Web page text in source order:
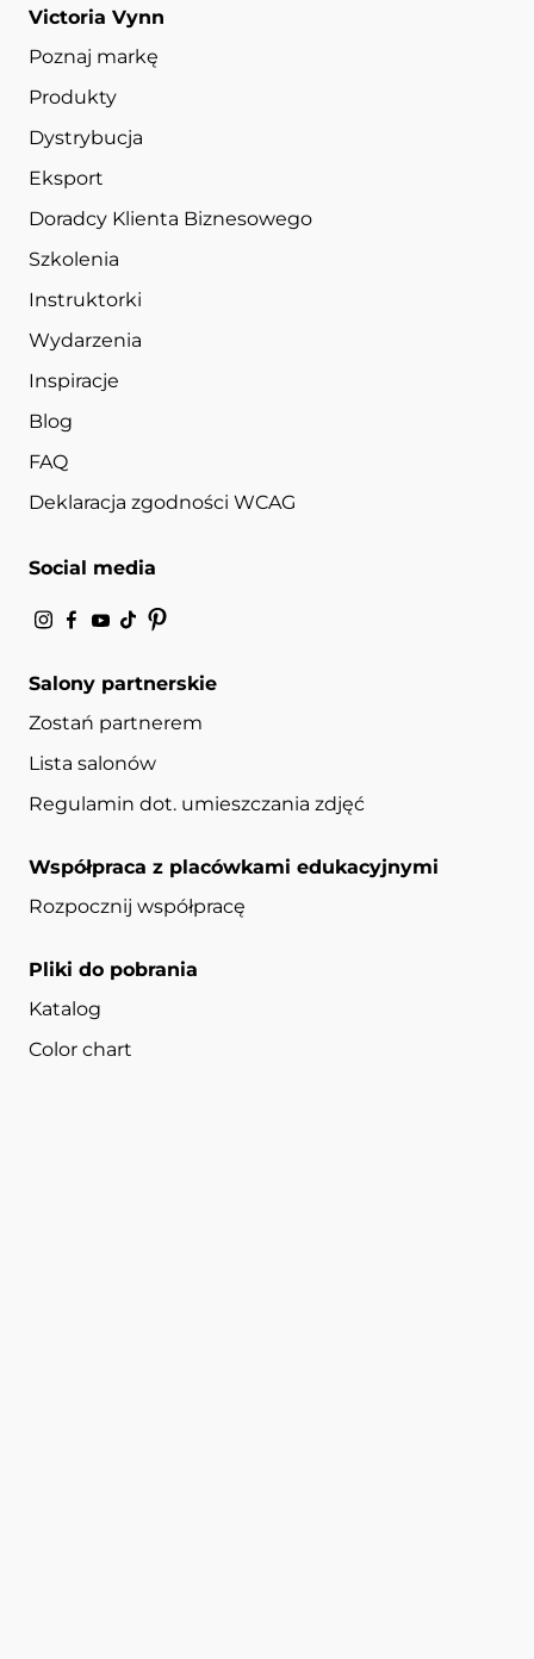
Victoria Vynn
Poznaj markę
Produkty
Dystrybucja
Eksport
Doradcy Klienta Biznesowego
Szkolenia
Instruktorki
Wydarzenia
Inspiracje
Blog
FAQ
Deklaracja zgodności WCAG
Social media
Salony partnerskie
Zostań partnerem
Lista salonów
Regulamin dot. umieszczania zdjęć
Współpraca z placówkami edukacyjnymi
Rozpocznij współpracę
Pliki do pobrania
Katalog
Color chart